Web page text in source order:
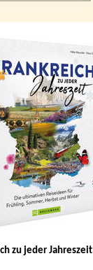
zu jeder Jahreszeit